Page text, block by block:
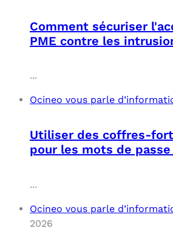
Comment sécuriser
PME contre les
...
Ocineo vous parle
Utiliser des coffres-
pour les mots de passe
...
Ocineo vous parle
2026